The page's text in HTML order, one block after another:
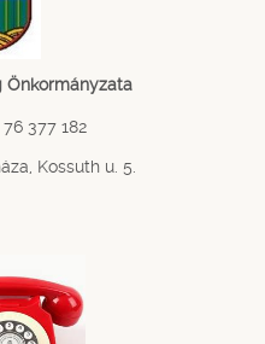
Önkormányzata
377 182
Kossuth u. 5.